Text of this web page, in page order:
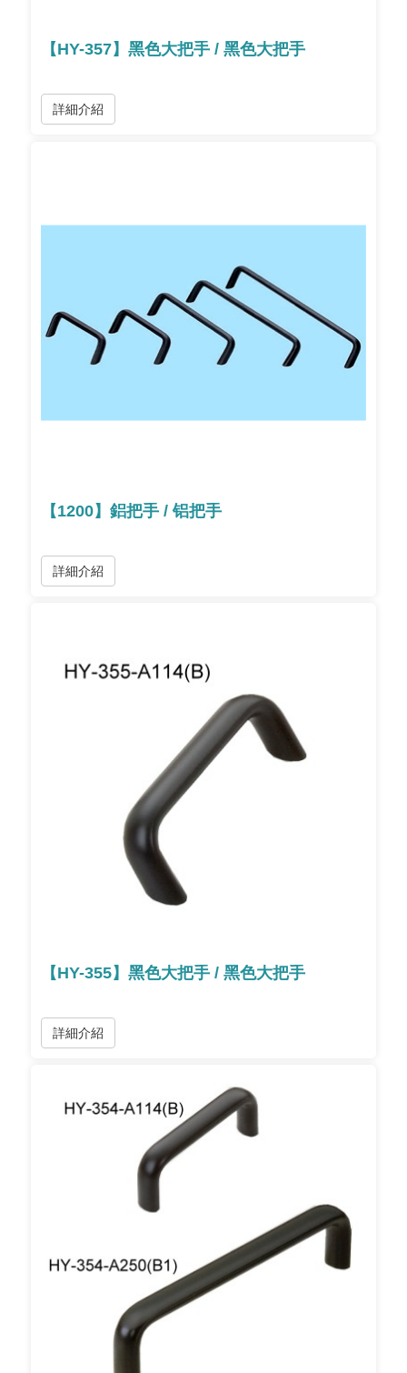
【HY-357】黑色大把手 / 黑色大把手
詳細介紹
【1200】鋁把手 / 铝把手
詳細介紹
【HY-355】黑色大把手 / 黑色大把手
詳細介紹